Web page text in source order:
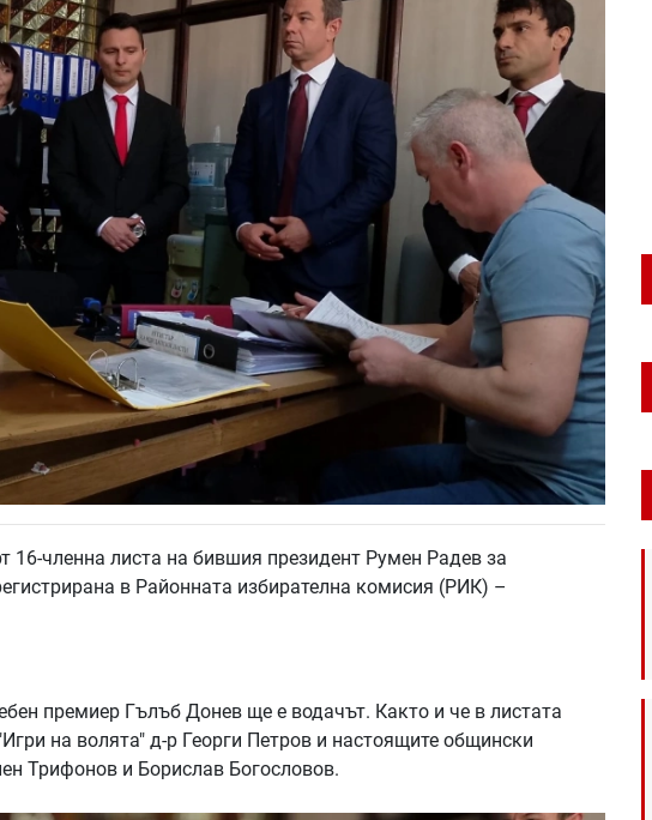
16-членна листа на бившия президент Румен Радев за
в Районната избирателна комисия (РИК) –
премиер Гълъб Донев ще е водачът. Както и че в листата
на волята" д-р Георги Петров и настоящите общински
Трифонов и Борислав Богословов.